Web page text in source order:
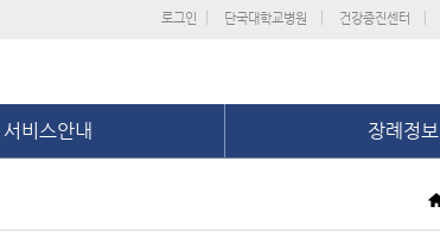
로그인 단국대학교병원 건강증진센터
서비스안내 장례정보